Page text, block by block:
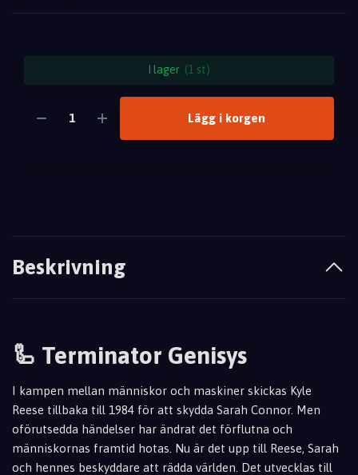
I lager (1 st)
Lägg i korgen
Beskrivning
🦾 Terminator Genisys
I kampen mellan människor och maskiner skickas Kyle
Reese tillbaka till 1984 för att skydda Sarah Connor. Men
oförutsedda händelser har ändrat det förflutna och
människornas framtid hotas. Nu är det upp till Reese, Sarah
och hennes beskyddare att rädda världen. Det utvecklas till